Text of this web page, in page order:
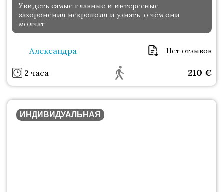
Увидеть самые главные и интересные
захоронения некрополя и узнать, о чём они
молчат
Александра Нет отзывов
2 часа 210 €
ИНДИВИДУАЛЬНАЯ